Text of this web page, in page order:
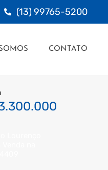
CONTATO
(13) 99765-5200
CONTATO